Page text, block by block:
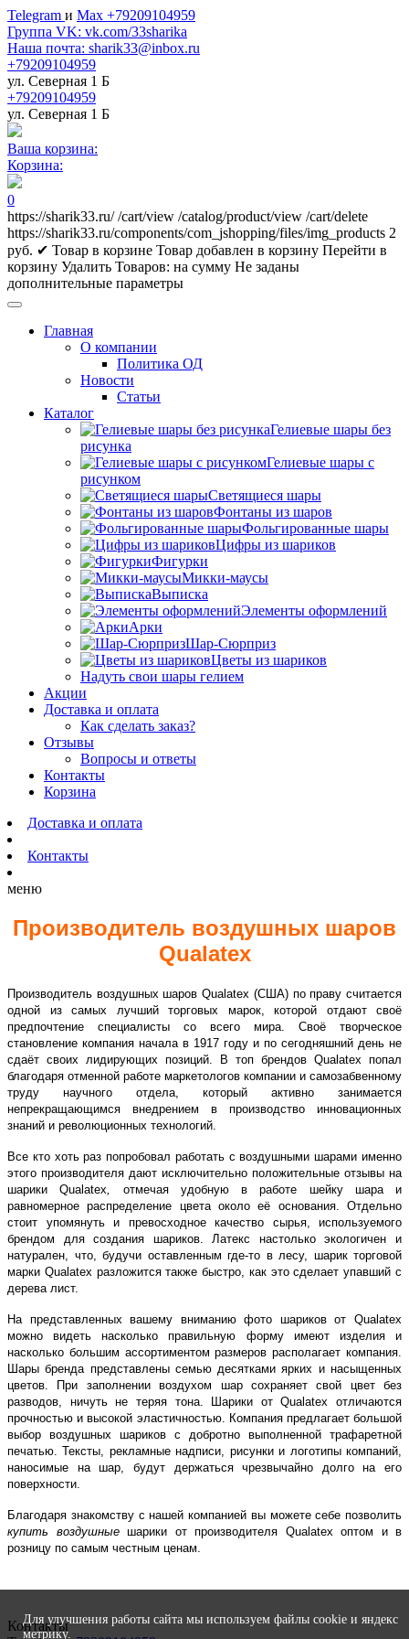
Telegram и Max +79209104959
Группа VK: vk.com/33sharika
Наша почта: sharik33@inbox.ru
+79209104959
ул. Северная 1 Б
+79209104959
ул. Северная 1 Б
Ваша корзина:
Корзина:
0
https://sharik33.ru/ /cart/view /catalog/product/view /cart/delete
https://sharik33.ru/components/com_jshopping/files/img_products 2
руб. ✔ Товар в корзине Товар добавлен в корзину Перейти в
корзину Удалить Товаров: на сумму Не заданы
дополнительные параметры
Главная
О компании
Политика ОД
Новости
Статьи
Каталог
Гелиевые шары без
рисунка
Гелиевые шары с
рисунком
Светящиеся шары
Фонтаны из шаров
Фольгированные шары
Цифры из шариков
Фигурки
Микки-маусы
Выписка
Элементы оформлений
Арки
Шар-Сюрприз
Цветы из шариков
Надуть свои шары гелием
Акции
Доставка и оплата
Как сделать заказ?
Отзывы
Вопросы и ответы
Контакты
Корзина
Доставка и оплата
Контакты
меню
Производитель воздушных шаров
Qualatex
Производитель воздушных шаров Qualatex (США) по праву считается
одной из самых лучший торговых марок, которой отдают своё
предпочтение специалисты со всего мира. Своё творческое
становление компания начала в 1917 году и по сегодняшний день не
сдаёт своих лидирующих позиций. В топ брендов Qualatex попал
благодаря отменной работе маркетологов компании и самозабвенному
труду научного отдела, который активно занимается
непрекращающимся внедрением в производство инновационных
знаний и революционных технологий.
Все кто хоть раз попробовал работать с воздушными шарами именно
этого производителя дают исключительно положительные отзывы на
шарики Qualatex
отмечая удобную в работе шейку шара и
равномерное распределение цвета около её основания. Отдельно
стоит упомянуть и превосходное качество сырья, используемого
брендом для создания шариков. Латекс настолько экологичен и
натурален, что, будучи оставленным где-то в лесу, шарик торговой
марки Qualatex разложится также быстро, как это сделает упавший с
дерева лист.
На представленных вашему вниманию фото шариков от Qualatex
можно видеть насколько правильную форму имеют изделия и
насколько большим ассортиментом размеров располагает компания.
Шары бренда представлены семью десятками ярких и насыщенных
цветов. При заполнении воздухом шар сохраняет свой цвет без
разводов, ничуть не теряя тона. Шарики от Qualatex отличаются
прочностью и высокой эластичностью. Компания предлагает большой
выбор воздушных шариков с добротно выполненной трафаретной
печатью. Тексты, рекламные надписи, рисунки и логотипы компаний,
наносимые на шар, будут держаться чрезвычайно долго на его
поверхности.
Благодаря знакомству с нашей компанией вы можете себе позволить
купить воздушные шарики от производителя Qualatex оптом и в
розницу по самым честным ценам.
Контакты
Для улучшения работы сайта мы используем файлы cookie и яндекс
метрику.